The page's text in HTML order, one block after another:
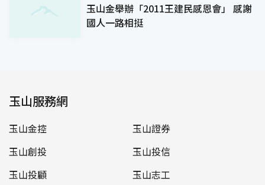
玉山金舉辦「2011王建民感恩會」 感謝
國人一路相挺
玉山服務網
玉山金控
玉山證券
玉山創投
玉山投信
玉山投顧
玉山志工